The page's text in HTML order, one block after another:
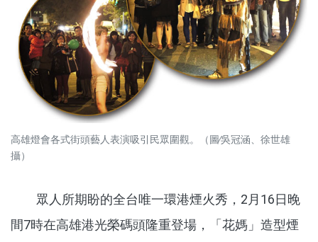
高雄燈會各式街頭藝人表演吸引民眾圍觀。（圖∕吳冠涵、徐世雄
攝）
眾人所期盼的全台唯一環港煙火秀，2月16日晚
間7時在高雄港光榮碼頭隆重登場，「花媽」造型煙